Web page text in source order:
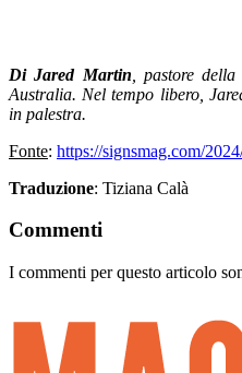
Di Jared Martin , pastore
Australia. Nel tempo libero,
in palestra.
Fonte: https://signsmag.com/
Traduzione: Tiziana Calà
Commenti
I commenti per questo articolo